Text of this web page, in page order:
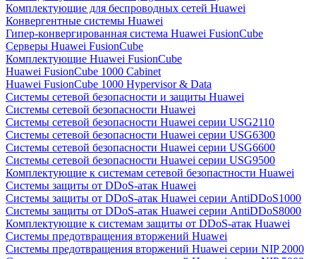
Комплектующие для беспроводных сетей Huawei
Конвергентные системы Huawei
Гипер-конвергированная система Huawei FusionCube
Серверы Huawei FusionCube
Комплектующие Huawei FusionCube
Huawei FusionCube 1000 Cabinet
Huawei FusionCube 1000 Hypervisor & Data
Системы сетевой безопасности и защиты Huawei
Системы сетевой безопасности Huawei
Системы сетевой безопасности Huawei серии USG2110
Системы сетевой безопасности Huawei серии USG6300
Системы сетевой безопасности Huawei серии USG6600
Системы сетевой безопасности Huawei серии USG9500
Комплектующие к системам сетевой безопастности Huawei
Системы защиты от DDoS-атак Huawei
Системы защиты от DDoS-атак Huawei серии AntiDDoS1000
Системы защиты от DDoS-атак Huawei серии AntiDDoS8000
Комплектующие к системам защиты от DDoS-атак Huawei
Системы предотвращения вторжений Huawei
Системы предотвращения вторжений Huawei серии NIP 2000